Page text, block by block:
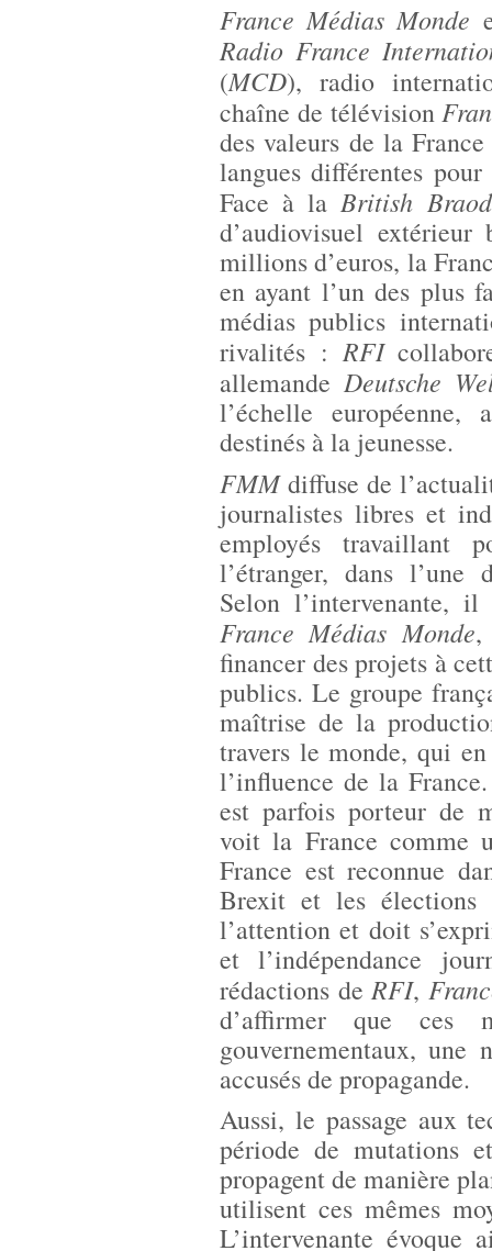
France Médias Monde
Radio France
(MCD), radio
chaîne de télévision
des valeurs de la
langues différentes
Face à laBritish
d’audiovisuel
millions d’euros, la
en ayant l’un des plus
médias publics
rivalités : RFI
allemandeDeutsche
l’échelle
destinés à la jeunesse.
FMMdiffuse de
journalistes libres et
employés travaillant
l’étranger, dans l’une
Selon l’intervenante,
France Médias Monde,
financer des projets à
publics. Le groupe
maîtrise de la
travers le monde, qui
l’influence de la
est parfois porteur de
voit la France comme
France est reconnue
Brexit et les élections
l’attention et doit
et l’indépendance
rédactions deRFI,
d’affirmer que ces
gouvernementaux, une
accusés de propagande.
Aussi, le passage aux
période de mutations
propagent de manière
utilisent ces mêmes
L’intervenante évoque